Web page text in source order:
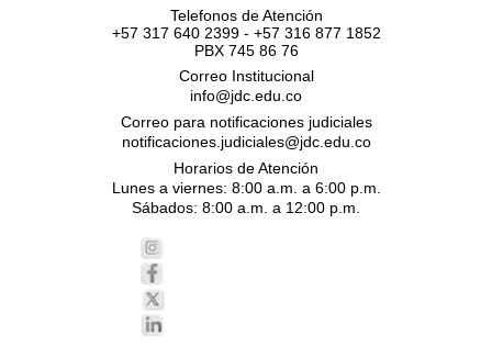
Telefonos de Atención
+57 317 640 2399 - +57 316 877 1852
PBX 745 86 76
Correo Institucional
info@jdc.edu.co
Correo para notificaciones judiciales
notificaciones.judiciales@jdc.edu.co
Horarios de Atención
Lunes a viernes: 8:00 a.m. a 6:00 p.m.
Sábados: 8:00 a.m. a 12:00 p.m.